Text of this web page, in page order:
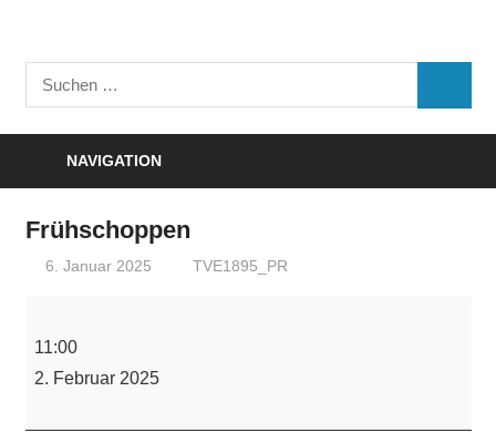
Turnverein
"Frisch
Suchen
nach:
NAVIGATION
Frühschoppen
6. Januar 2025 TVE1895_PR
11:00
2. Februar 2025